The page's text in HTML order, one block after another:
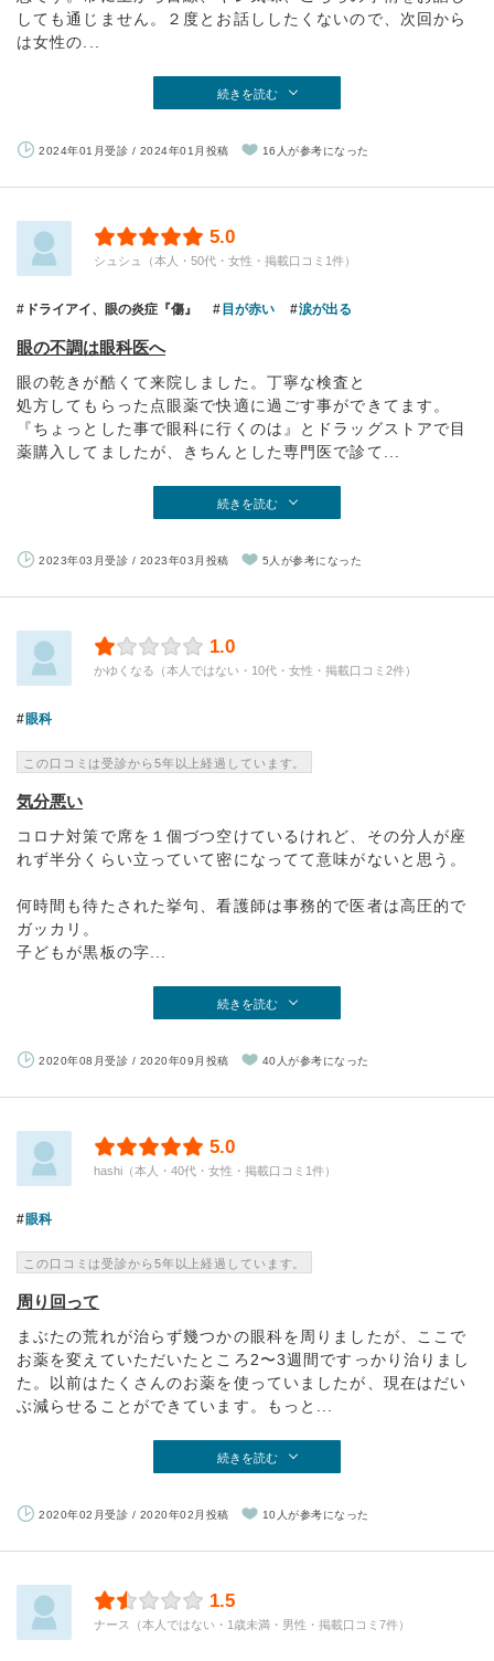
しても通じません。２度とお話ししたくないので、次回から
は女性の...
続きを読む
2024年01月受診 / 2024年01月投稿 16人が参考になった
5.0
シュシュ（本人・50代・女性・掲載口コミ1件）
ドライアイ、眼の炎症『傷』 目が赤い 涙が出る
眼の不調は眼科医へ
眼の乾きが酷くて来院しました。丁寧な検査と
処方してもらった点眼薬で快適に過ごす事ができてます。
『ちょっとした事で眼科に行くのは』とドラッグストアで目
薬購入してましたが、きちんとした専門医で診て...
続きを読む
2023年03月受診 / 2023年03月投稿 5人が参考になった
1.0
かゆくなる（本人ではない・10代・女性・掲載口コミ2件）
眼科
この口コミは受診から5年以上経過しています。
気分悪い
コロナ対策で席を１個づつ空けているけれど、その分人が座
れず半分くらい立っていて密になってて意味がないと思う。
何時間も待たされた挙句、看護師は事務的で医者は高圧的で
ガッカリ。
子どもが黒板の字...
続きを読む
2020年08月受診 / 2020年09月投稿 40人が参考になった
5.0
hashi（本人・40代・女性・掲載口コミ1件）
眼科
この口コミは受診から5年以上経過しています。
周り回って
まぶたの荒れが治らず幾つかの眼科を周りましたが、ここで
お薬を変えていただいたところ2〜3週間ですっかり治りまし
た。以前はたくさんのお薬を使っていましたが、現在はだい
ぶ減らせることができています。もっと...
続きを読む
2020年02月受診 / 2020年02月投稿 10人が参考になった
1.5
ナース（本人ではない・1歳未満・男性・掲載口コミ7件）